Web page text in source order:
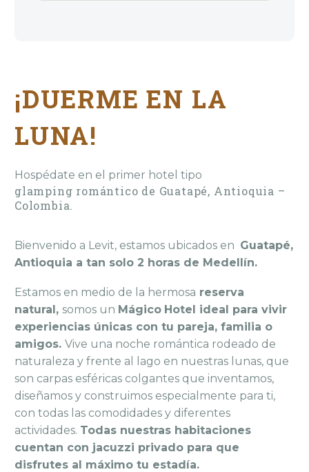
¡DUERME EN LA
LUNA!
Hospédate en el primer hotel tipo
glamping romántico de Guatapé, Antioquia –
Colombia.
Bienvenido a Levit, estamos ubicados en Guatapé,
Antioquia a tan solo 2 horas de Medellín.
Estamos en medio de la hermosa reserva
natural, somos un Mágico Hotel ideal para vivir
experiencias únicas con tu pareja, familia o
amigos. Vive una noche romántica rodeado de
naturaleza y frente al lago en nuestras lunas, que
son carpas esféricas colgantes que inventamos,
diseñamos y construimos especialmente para ti,
con todas las comodidades y diferentes
actividades. Todas nuestras habitaciones
cuentan con jacuzzi privado para que
disfrutes al máximo tu estadía.